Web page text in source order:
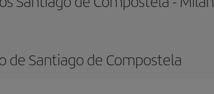
de Santiago de Compostela